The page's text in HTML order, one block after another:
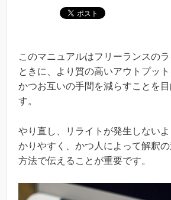
このマニュアルはフリーランスの
ときに、より質の高いアウトプット
かつお互いの手間を減らすことを
す。
やり直し、リライトが発生しない
かりやすく、かつ人によって解釈
方法で伝えることが重要です。